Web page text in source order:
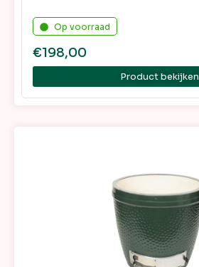
Op voorraad
€198,00
Product bekijken